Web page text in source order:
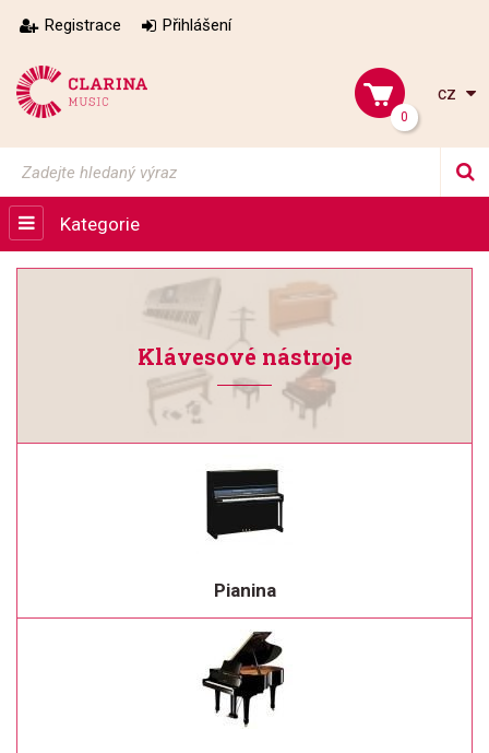
Registrace Přihlášení
0
cz
Kategorie
Klávesové nástroje
Pianina